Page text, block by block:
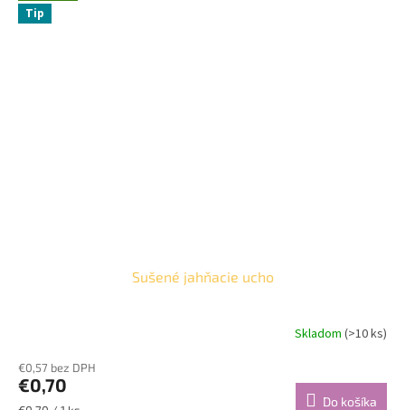
Tip
Sušené jahňacie ucho
Skladom (>10 ks)
€0,57 bez DPH
€0,70
Do košíka